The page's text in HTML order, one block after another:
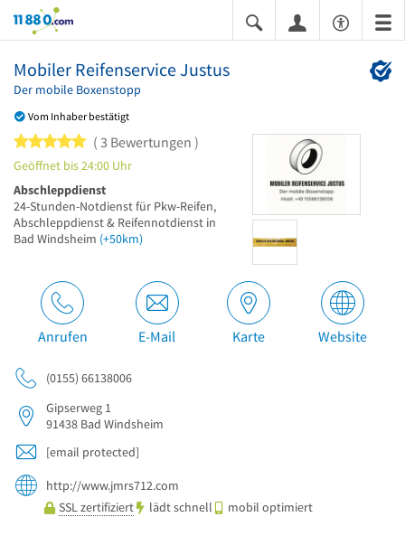
11880.com
Mobiler Reifenservice Justus
Der mobile Boxenstopp
Vom Inhaber bestätigt
5 von 5 Sternen
3 Bewertungen
Geöffnet bis 24:00 Uhr
Abschleppdienst
24-Stunden-Notdienst für Pkw-Reifen,
Abschleppdienst & Reifennotdienst in
Bad Windsheim (+50km)
Anrufen E-Mail Karte Website
(0155) 66138006
Gipserweg 1
91438 Bad Windsheim
[email protected]
http://www.jmrs712.com
SSL zertifiziert
lädt schnell mobil optimiert